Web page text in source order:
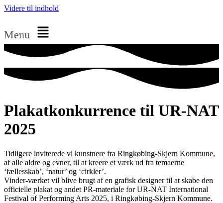
Videre til indhold
Menu
Plakatkonkurrence til UR-NAT
2025
Tidligere inviterede vi kunstnere fra Ringkøbing-Skjern Kommune,
af alle aldre og evner, til at kreere et værk ud fra temaerne
‘fællesskab’, ‘natur’ og ‘cirkler’.
Vinder-værket vil blive brugt af en grafisk designer til at skabe den
officielle plakat og andet PR-materiale for UR-NAT International
Festival of Performing Arts 2025, i Ringkøbing-Skjern Kommune.